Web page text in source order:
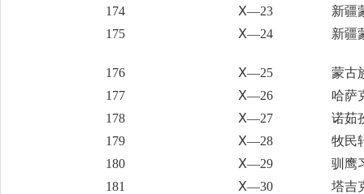
174
Ⅹ—23
新疆
175
Ⅹ—24 新疆
176 Ⅹ—25
蒙古
177
Ⅹ—26
哈萨
178
Ⅹ—27
诺茹
179
Ⅹ—28
牧民
180
Ⅹ—29
驯鹰
181
Ⅹ—30
塔吉